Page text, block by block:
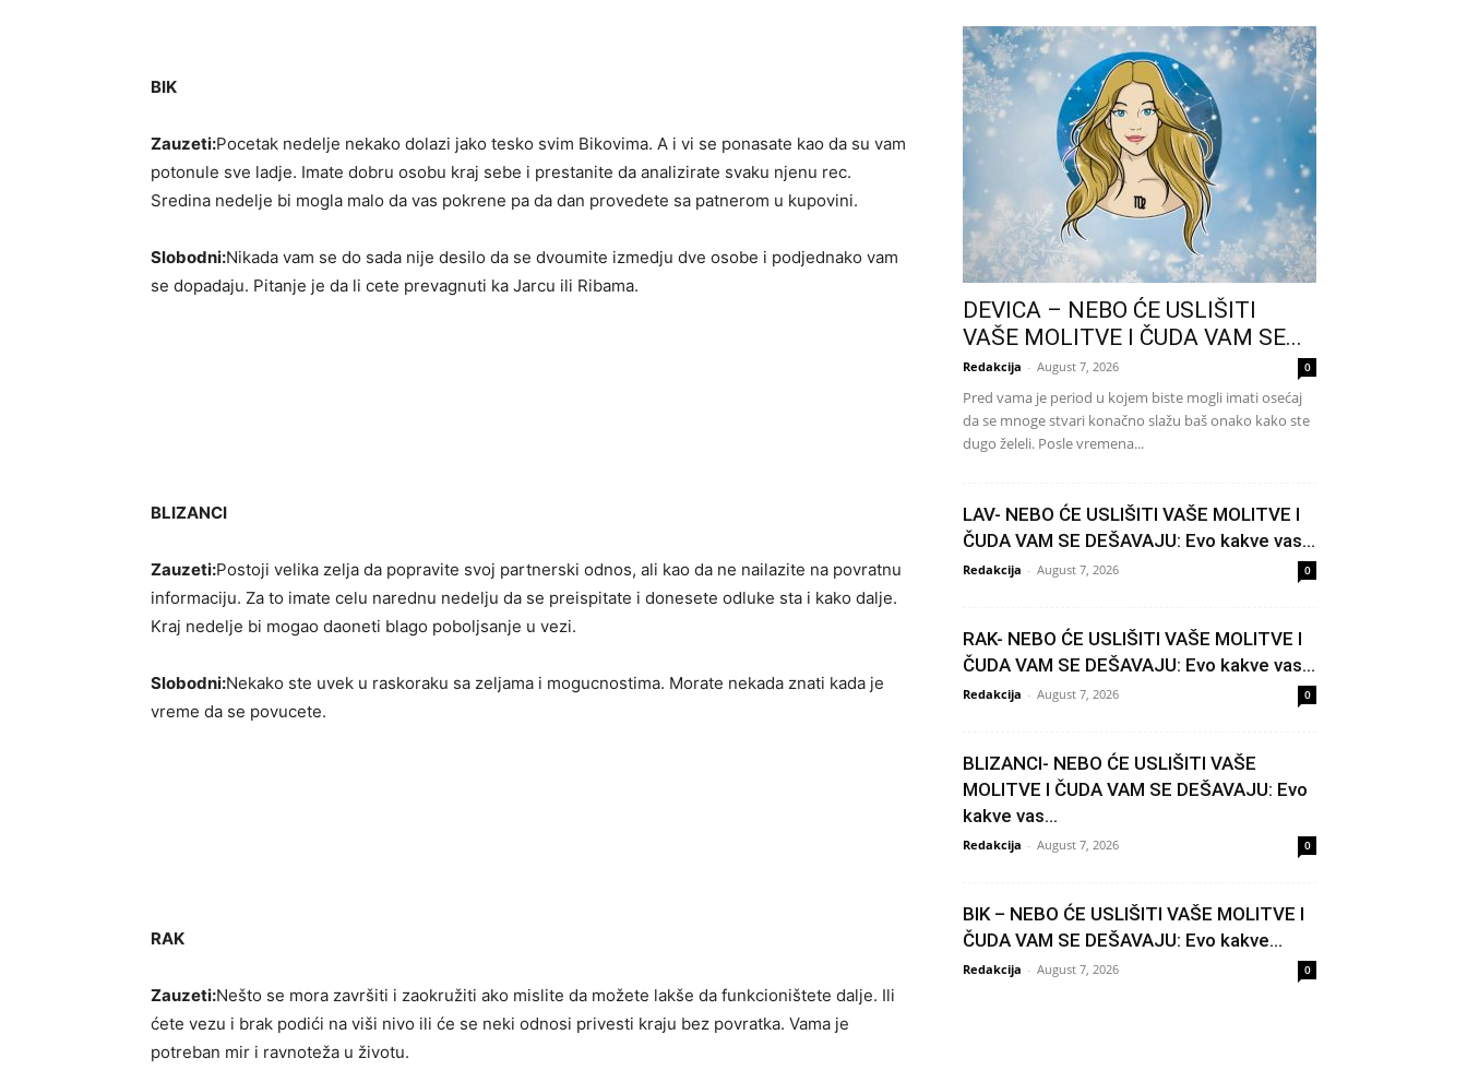
BIK
Zauzeti:Pocetak nedelje nekako dolazi jako tesko svim Bikovima. A i vi se ponasate kao da su vam
potonule sve ladje. Imate dobru osobu kraj sebe i prestanite da analizirate svaku njenu rec.
Sredina nedelje bi mogla malo da vas pokrene pa da dan provedete sa patnerom u kupovini.
Slobodni:Nikada vam se do sada nije desilo da se dvoumite izmedju dve osobe i podjednako vam
se dopadaju. Pitanje je da li cete prevagnuti ka Jarcu ili Ribama.
BLIZANCI
Zauzeti:Postoji velika zelja da popravite svoj partnerski odnos, ali kao da ne nailazite na povratnu
informaciju. Za to imate celu narednu nedelju da se preispitate i donesete odluke sta i kako dalje.
Kraj nedelje bi mogao daoneti blago poboljsanje u vezi.
Slobodni:Nekako ste uvek u raskoraku sa zeljama i mogucnostima. Morate nekada znati kada je
vreme da se povucete.
RAK
Zauzeti:Nešto se mora završiti i zaokružiti ako mislite da možete lakše da funkcioništete dalje. Ili
ćete vezu i brak podići na viši nivo ili će se neki odnosi privesti kraju bez povratka. Vama je
potreban mir i ravnoteža u životu.
DEVICA – NEBO ĆE USLIŠITI
VAŠE MOLITVE I ČUDA VAM SE...
Redakcija - August 7, 2026 0
Pred vama je period u kojem biste mogli imati osećaj
da se mnoge stvari konačno slažu baš onako kako ste
dugo želeli. Posle vremena...
LAV- NEBO ĆE USLIŠITI VAŠE MOLITVE I
ČUDA VAM SE DEŠAVAJU: Evo kakve vas...
Redakcija - August 7, 2026 0
RAK- NEBO ĆE USLIŠITI VAŠE MOLITVE I
ČUDA VAM SE DEŠAVAJU: Evo kakve vas...
Redakcija - August 7, 2026 0
BLIZANCI- NEBO ĆE USLIŠITI VAŠE
MOLITVE I ČUDA VAM SE DEŠAVAJU: Evo
kakve vas...
Redakcija - August 7, 2026 0
BIK – NEBO ĆE USLIŠITI VAŠE MOLITVE I
ČUDA VAM SE DEŠAVAJU: Evo kakve...
Redakcija - August 7, 2026 0